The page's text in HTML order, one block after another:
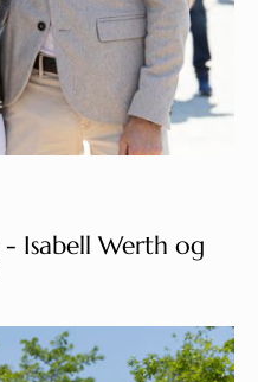
Isabell Werth og